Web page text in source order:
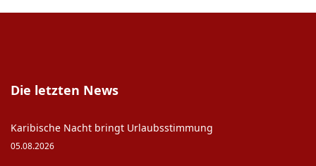
Die letzten News
Karibische Nacht bringt Urlaubsstimmung
05.08.2026